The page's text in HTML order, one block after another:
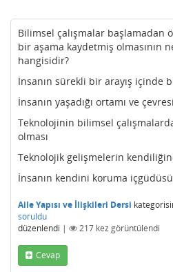
Bilimsel çalışmalar başlamadan
bir aşama kaydetmiş olmasının
hangisidir?
İnsanın sürekli bir arayış içinde
İnsanın yaşadığı ortamı ve
Teknolojinin bilimsel
olması
Teknolojik gelişmelerin
İnsanın kendini koruma içgüdüsü
Aile Yapısı ve İlişkileri Dersi
soruldu
düzenlendi | 217 kez görüntülendi
Cevap